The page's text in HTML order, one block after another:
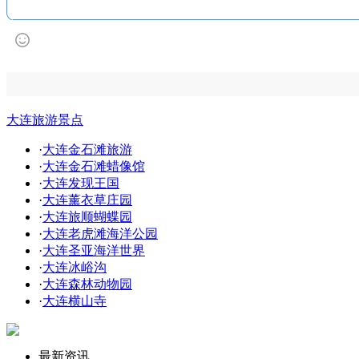
大连旅游景点
·大连金石滩旅游
·大连金石滩蜡像馆
·大连发现王国
·大连薰衣草庄园
·大连旅顺蝴蝶园
·大连老虎滩海洋公园
·大连圣亚海洋世界
·大连冰峪沟
·大连森林动物园
·大连横山寺
最新资讯